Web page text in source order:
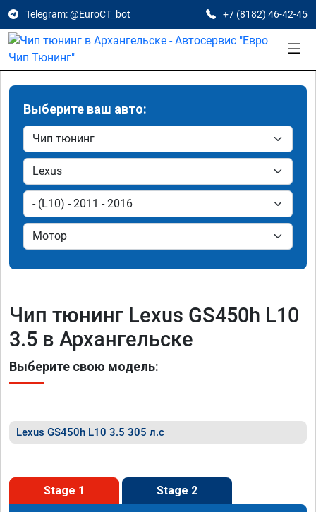
Telegram: @EuroCT_bot +7 (8182) 46-42-45
Выберите ваш авто:
Чип тюнинг Lexus GS450h L10
3.5 в Архангельске
Выберите свою модель:
Lexus GS450h L10 3.5 305 л.с
Stage 1 Stage 2